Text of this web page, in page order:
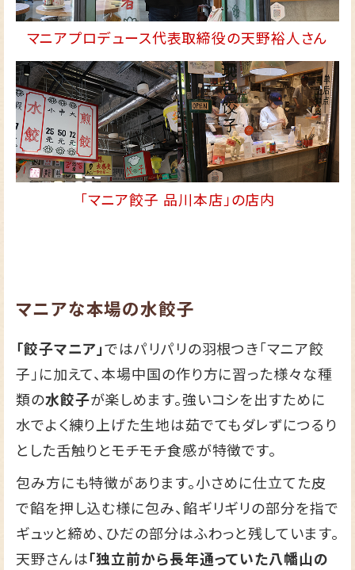
マニアプロデュース代表取締役の天野裕人さん
「マニア餃子 品川本店」の店内
マニアな本場の水餃子
「餃子マニア」ではパリパリの羽根つき「マニア餃
子」に加えて、本場中国の作り方に習った様々な種
類の水餃子が楽しめます。強いコシを出すために
水でよく練り上げた生地は茹でてもダレずにつるり
とした舌触りとモチモチ食感が特徴です。
包み方にも特徴があります。小さめに仕立てた皮
で餡を押し込む様に包み、餡ギリギリの部分を指で
ギュッと締め、ひだの部分はふわっと残しています。
天野さんは「独立前から長年通っていた八幡山の